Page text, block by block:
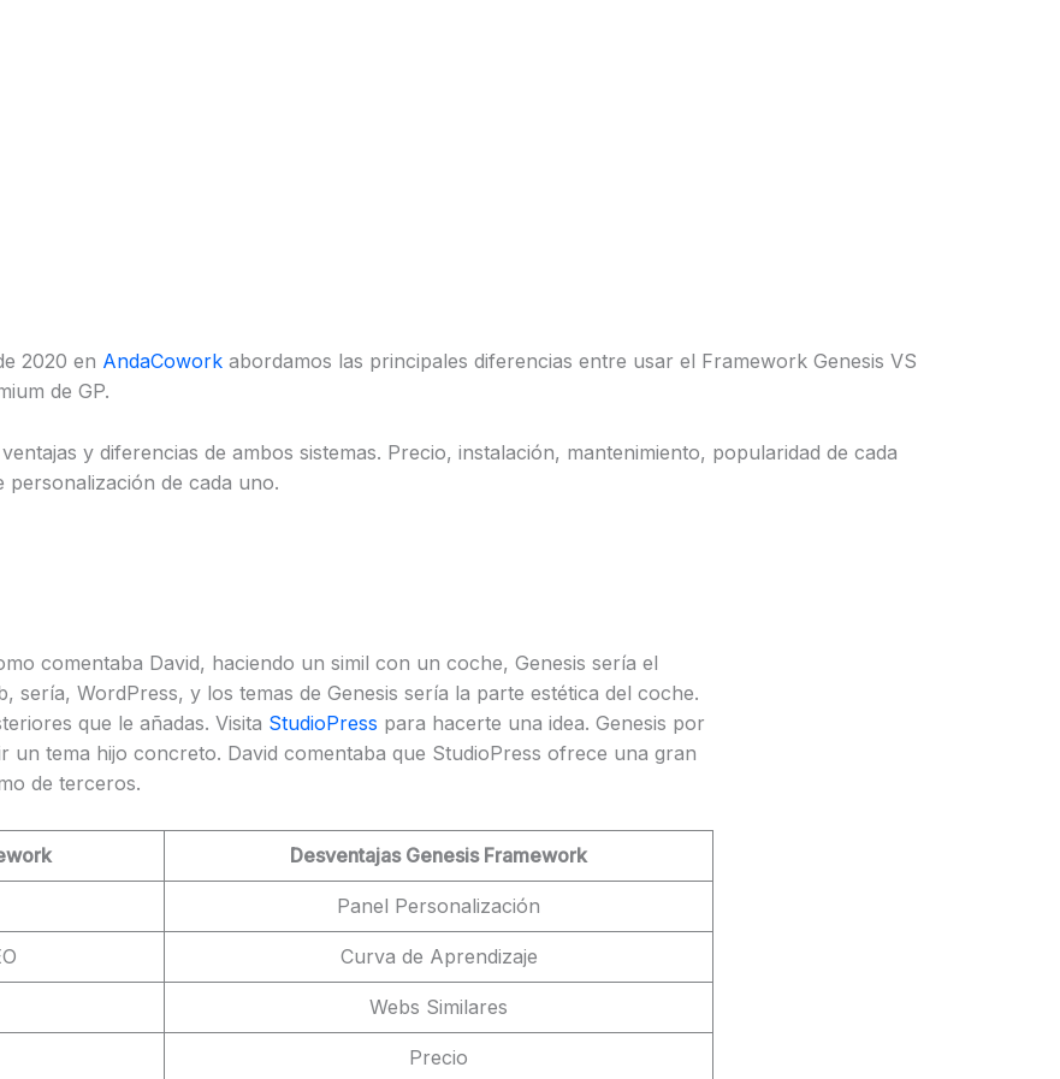
2020 en AndaCowork abordamos las principales diferencias entre usar el Framework Genesis VS
de GP.
y diferencias de ambos sistemas. Precio, instalación, mantenimiento, popularidad de cada
personalización de cada uno.
comentaba David, haciendo un simil con un coche, Genesis sería el
sería, WordPress, y los temas de Genesis sería la parte estética del coche.
que le añadas. Visita StudioPress para hacerte una idea. Genesis por
un tema hijo concreto. David comentaba que StudioPress ofrece una gran
de terceros.
Desventajas Genesis Framework
Panel Personalización
Curva de Aprendizaje
Webs Similares
Precio